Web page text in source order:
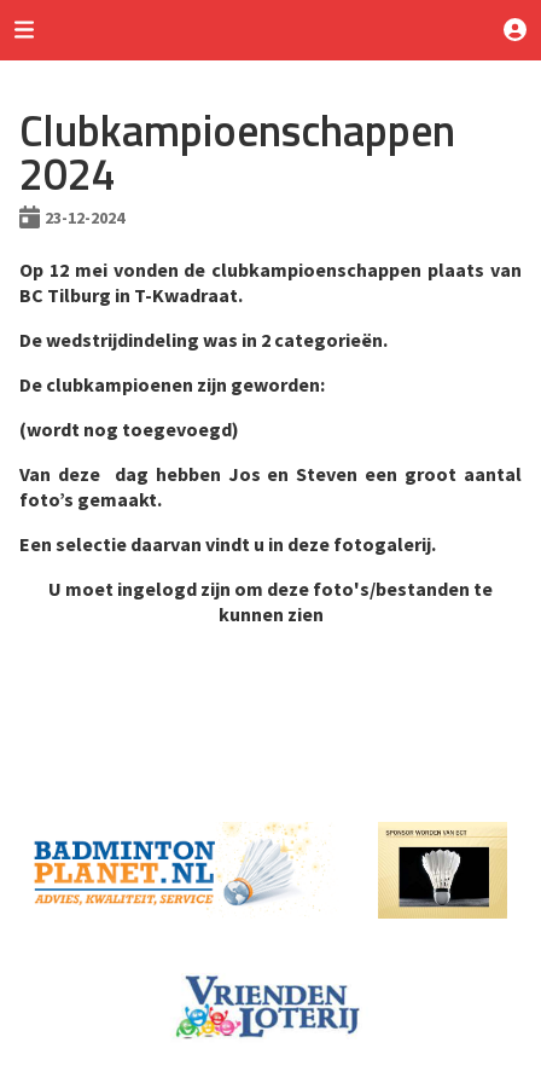
Clubkampioenschappen
2024
23-12-2024
Op 12 mei vonden de clubkampioenschappen plaats van
BC Tilburg in T-Kwadraat.
De wedstrijdindeling was in 2 categorieën.
De clubkampioenen zijn geworden:
(wordt nog toegevoegd)
Van deze dag hebben Jos en Steven een groot aantal
foto’s gemaakt.
Een selectie daarvan vindt u in deze fotogalerij.
U moet ingelogd zijn om deze foto's/bestanden te
kunnen zien